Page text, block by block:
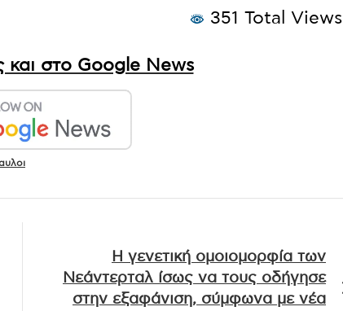
351 Total Views
και στο Google News
Η γενετική ομοιομορφία των
Νεάντερταλ ίσως να τους οδήγησε
στην εξαφάνιση, σύμφωνα με νέα